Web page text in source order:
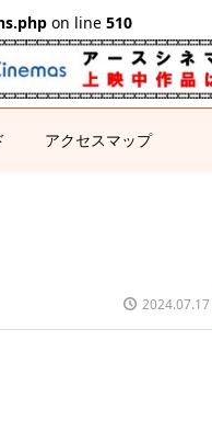
on line 510
アクセスマップ
2024.07.17